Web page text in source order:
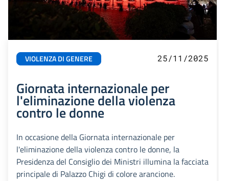
VIOLENZA DI GENERE 25/11/2025
Giornata internazionale per
l'eliminazione della violenza
contro le donne
In occasione della Giornata internazionale per
l'eliminazione della violenza contro le donne, la
Presidenza del Consiglio dei Ministri illumina la facciata
principale di Palazzo Chigi di colore arancione.